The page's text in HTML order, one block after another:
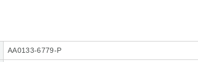
AA0133-6779-P